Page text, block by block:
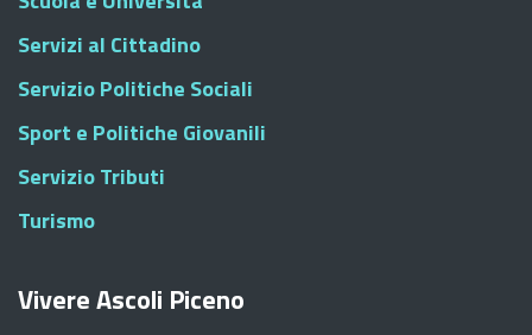
Servizi al Cittadino
Servizio Politiche Sociali
Sport e Politiche Giovanili
Servizio Tributi
Turismo
Vivere Ascoli Piceno